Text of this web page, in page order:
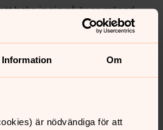
Information Om
är nödvändiga för att
boka in sig på är en mängd
allt från
att passa på att testa
för att se en del av bredden i det